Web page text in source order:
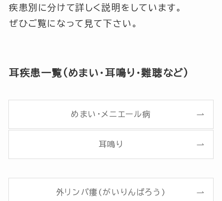
疾患別に分けて詳しく説明をしています。
ぜひご覧になって見て下さい。
耳疾患一覧(めまい・耳鳴り・難聴など)
めまい・メニエール病
耳鳴り
外リンパ瘻(がいりんぱろう)